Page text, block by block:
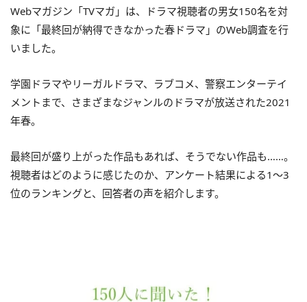
Webマガジン「TVマガ」は、ドラマ視聴者の男女150名を対
象に「最終回が納得できなかった春ドラマ」のWeb調査を行
いました。
学園ドラマやリーガルドラマ、ラブコメ、警察エンターテイ
メントまで、さまざまなジャンルのドラマが放送された2021
年春。
最終回が盛り上がった作品もあれば、そうでない作品も……。
視聴者はどのように感じたのか、アンケート結果による1～3
位のランキングと、回答者の声を紹介します。